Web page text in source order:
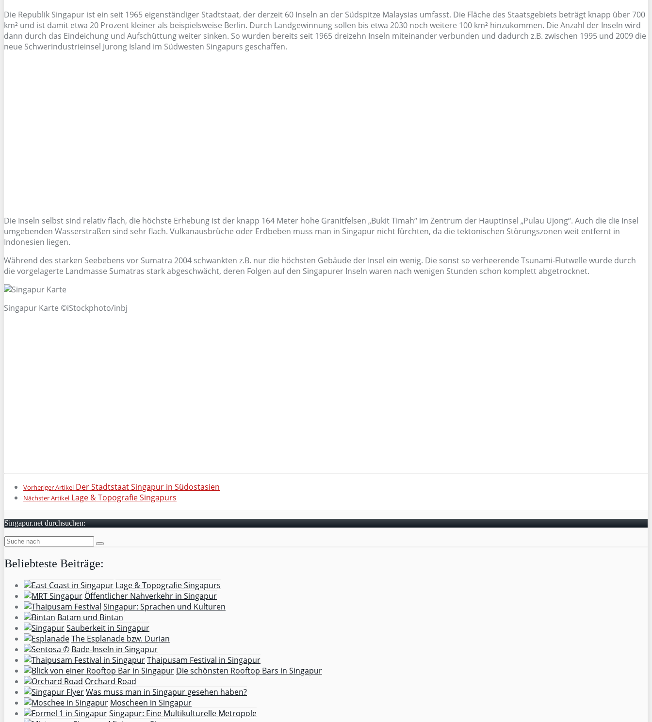
Die Republik Singapur ist ein seit 1965 eigenständiger Stadtstaat, der derzeit 60 Inseln an der Südspitze Malaysias umfasst. Die Fläche des Staatsgebiets beträgt knapp über 700
km² und ist damit etwa 20 Prozent kleiner als beispielsweise Berlin. Durch Landgewinnung sollen bis etwa 2030 noch weitere 100 km² hinzukommen. Die Anzahl der Inseln wird
dann durch das Eindeichung und Aufschüttung weiter sinken. So wurden bereits seit 1965 dreizehn Inseln miteinander verbunden und dadurch z.B. zwischen 1995 und 2009 die
neue Schwerindustrieinsel Jurong Island im Südwesten Singapurs geschaffen.
Die Inseln selbst sind relativ flach, die höchste Erhebung ist der knapp 164 Meter hohe Granitfelsen „Bukit Timah“ im Zentrum der Hauptinsel „Pulau Ujong“. Auch die die Insel
umgebenden Wasserstraßen sind sehr flach. Vulkanausbrüche oder Erdbeben muss man in Singapur nicht fürchten, da die tektonischen Störungszonen weit entfernt in
Indonesien liegen.
Während des starken Seebebens vor Sumatra 2004 schwankten z.B. nur die höchsten Gebäude der Insel ein wenig. Die sonst so verheerende Tsunami-Flutwelle wurde durch
die vorgelagerte Landmasse Sumatras stark abgeschwächt, deren Folgen auf den Singapurer Inseln waren nach wenigen Stunden schon komplett abgetrocknet.
Singapur Karte ©iStockphoto/inbj
Vorheriger Artikel Der Stadtstaat Singapur in Südostasien
Nächster Artikel Lage & Topografie Singapurs
Singapur.net durchsuchen:
Beliebteste Beiträge:
Lage & Topografie Singapurs
Öffentlicher Nahverkehr in Singapur
Singapur: Sprachen und Kulturen
Batam und Bintan
Sauberkeit in Singapur
The Esplanade bzw. Durian
Bade-Inseln in Singapur
Thaipusam Festival in Singapur
Die schönsten Rooftop Bars in Singapur
Orchard Road
Was muss man in Singapur gesehen haben?
Moscheen in Singapur
Singapur: Eine Multikulturelle Metropole